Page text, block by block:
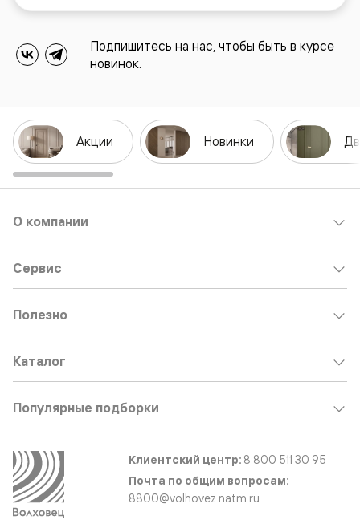
Подпишитесь на нас, чтобы быть в курсе
новинок.
Акции Новинки
О компании
Сервис
Полезно
Каталог
Популярные подборки
Клиентский центр: 8 800 511 30 95
Почта по общим вопросам:
8800@volhovez.natm.ru